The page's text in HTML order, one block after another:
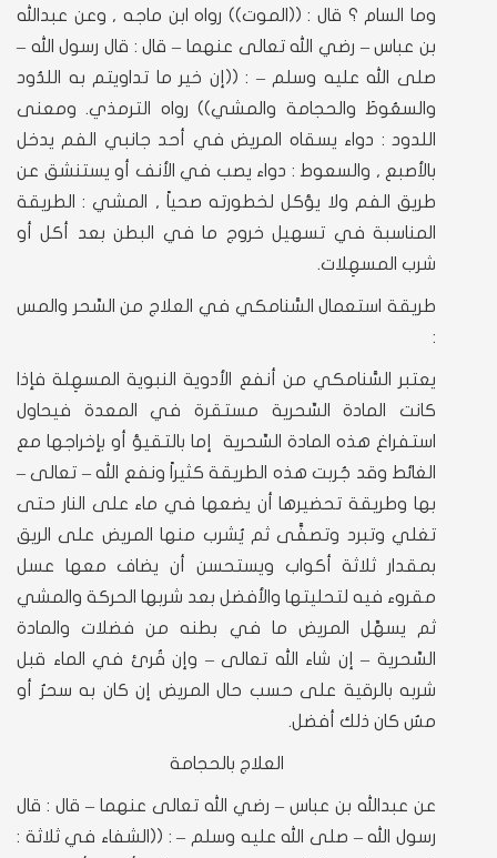
وما السام ؟ قال : ((الموت)) رواه ابن ماجه , وعن عبدالله
بن عباس – رضي الله تعالى عنهما – قال : قال رسول الله –
صلى الله عليه وسلم – : ((إن خير ما تداويتم به اللدُود
والسعُوطَ والحجامة والمشي)) رواه الترمذي. ومعنى
اللدود : دواء يسقاه المريض في أحد جانبي الفم يدخل
بالأصبع , والسعوط : دواء يصب في الأنف أو يستنشق عن
طريق الفم ولا يؤكل لخطورته صحياً , المشي : الطريقة
المناسبة في تسهيل خروج ما في البطن بعد أكل أو
شرب المسهِلات.
طريقة استعمال السَّنامكي في العلاج من السِّحر والمس
:
يعتبر السَّنامكي من أنفع الأدوية النبوية المسهِلة فإذا
كانت المادة السِّحرية مستقرة في المعدة فيحاول
استفراغ هذه المادة السِّحرية إما بالتقيؤ أو بإخراجها مع
الغائط وقد جُربت هذه الطريقة كثيراً ونفع الله – تعالى –
بها وطريقة تحضيرها أن يضعها في ماء على النار حتى
تغلي وتبرد وتصفَّى ثم يُشرب منها المريض على الريق
بمقدار ثلاثة أكواب ويستحسن أن يضاف معها عسل
مقروء فيه لتحليتها والأفضل بعد شربها الحركة والمشي
ثم يسهِّل المريض ما في بطنه من فضلات والمادة
السِّحرية – إن شاء الله تعالى – وإن قُرئ في الماء قبل
شربه بالرقية على حسب حال المريض إن كان به سحرٌ أو
مسٌ كان ذلك أفضل.
العلاج بالحجامة
عن عبدالله بن عباس – رضي الله تعالى عنهما – قال : قال
رسول الله – صلى الله عليه وسلم – : ((الشفاء في ثلاثة :